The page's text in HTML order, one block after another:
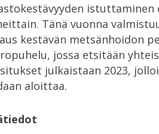
Tänä vuonna
kestävän metsänhoidon
jossa etsitään
julkaistaan 2023,
aloittaa.